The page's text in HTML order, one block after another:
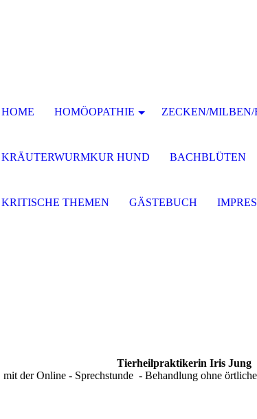
Tierheilpraktikerin Iris Jung
mit der Online - Sprechstunde - Behandlung ohne
HOME HOMÖOPATHIE ZECKEN/MILBEN/
KRÄUTERWURMKUR HUND BACHBLÜTEN
KRITISCHE THEMEN GÄSTEBUCH